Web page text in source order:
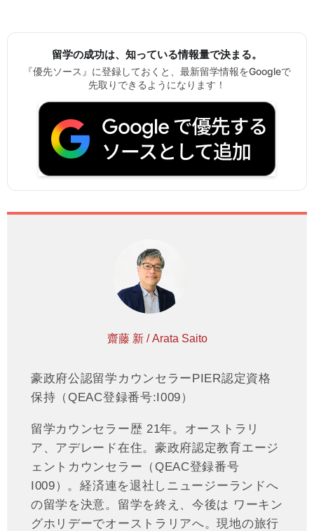
留学の成功は、知っている情報量で決まる。
『優先ソース』に登録しておくと、最新留学情報をGoogleで
先取りできるようになります！
齋藤 新 / Arata Saito
豪政府公認留学カウンセラーPIER認定資格
保持（QEAC登録番号:I009）
留学カウンセラー歴 21年。オーストラリ
ア、アデレード在住。豪政府認定教育エージ
ェントカウンセラー（QEAC登録番号
I009）。経済連を退社しニュージーランドへ
の留学を決意。留学を終え、今後は ワーキン
グホリデーでオーストラリアへ。現地の旅行